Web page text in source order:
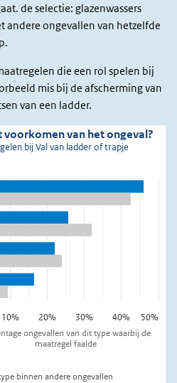
de selectie: glazenwassers
andere ongevallen van hetzelfde
die een rol spelen bij
mis bij de afscherming van
van een ladder.